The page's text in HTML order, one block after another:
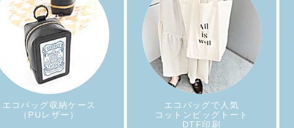
《新規会員登録特典》
今、新規会員登録で
『10%OFFクーポン』
プレゼント！
《送料無料キャンペーン》
実施中！！
エコバッグ収納ケース
（PUレザー）
エコバッグで人気
コットンビッグトート
DTF印刷